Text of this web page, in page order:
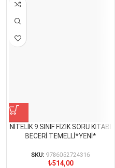
NİTELİK 9.SINIF FİZİK SORU KİTABI
BECERİ TEMELLİ*YENİ*
SKU: 9786052724316
₺514,00